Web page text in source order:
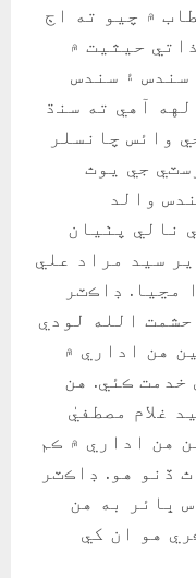
۾ چيو ته اڄ
حيثيت ۾
سندس ۽ سندس
آهي ته سنڌ
وائس چانسلر
جي يوٿ
والد
نالي پٺيان
سيد مراد علي
مڃيا. ڊاڪٽر
الله لودي
تائين هن اداري ۾
خدمت ڪئي. هن
غلام مصطفيٰ
هن اداري ۾ ڪم
ڏنو هو. ڊاڪٽر
ڀائر به هن
هو ان کي